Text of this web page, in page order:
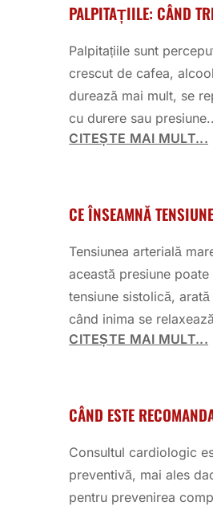
PALPITAȚIILE: CÂND
Palpitațiile sunt
crescut de cafea,
durează mai mult, se
cu durere sau
CITEȘTE MAI MULT...
CE ÎNSEAMNĂ
Tensiunea arterială
această presiune
tensiune sistolică,
când inima se
CITEȘTE MAI MULT...
CÂND ESTE
Consultul cardiologic
preventivă, mai ales
pentru prevenirea